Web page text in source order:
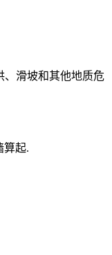
、滑坡和其他地质危
算起.